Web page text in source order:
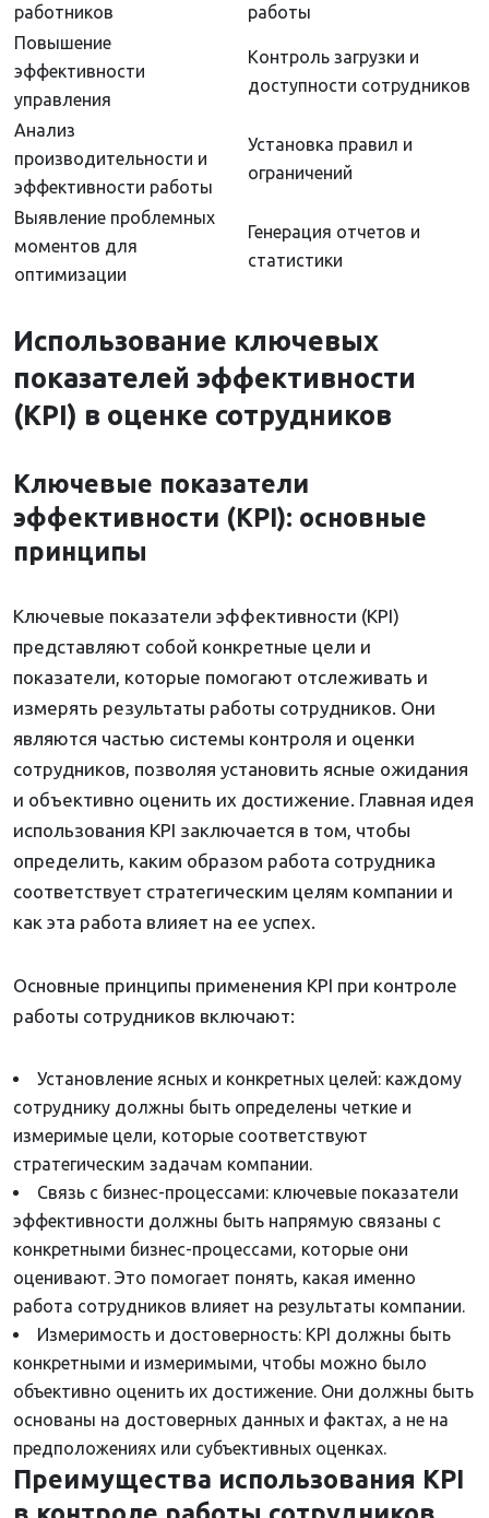
работников
работы
Повышение
эффективности
управления
Контроль загрузки и
доступности сотрудников
Анализ
производительности и
эффективности работы
Установка правил и
ограничений
Выявление проблемных
моментов для
оптимизации
Генерация отчетов и
статистики
Использование ключевых
показателей эффективности
(KPI) в оценке сотрудников
Ключевые показатели
эффективности (KPI): основные
принципы
Ключевые показатели эффективности (KPI)
представляют собой конкретные цели и
показатели, которые помогают отслеживать и
измерять результаты работы сотрудников. Они
являются частью системы контроля и оценки
сотрудников, позволяя установить ясные ожидания
и объективно оценить их достижение. Главная идея
использования KPI заключается в том, чтобы
определить, каким образом работа сотрудника
соответствует стратегическим целям компании и
как эта работа влияет на ее успех.
Основные принципы применения KPI при контроле
работы сотрудников включают:
Установление ясных и конкретных целей: каждому
сотруднику должны быть определены четкие и
измеримые цели, которые соответствуют
стратегическим задачам компании.
Связь с бизнес-процессами: ключевые показатели
эффективности должны быть напрямую связаны с
конкретными бизнес-процессами, которые они
оценивают. Это помогает понять, какая именно
работа сотрудников влияет на результаты компании.
Измеримость и достоверность: KPI должны быть
конкретными и измеримыми, чтобы можно было
объективно оценить их достижение. Они должны быть
основаны на достоверных данных и фактах, а не на
предположениях или субъективных оценках.
Преимущества использования KPI
в контроле работы сотрудников